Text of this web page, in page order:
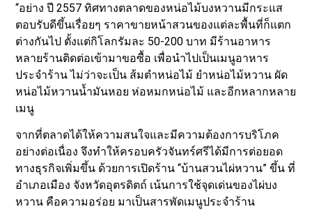
“อย่าง ปี 2557 ทิศทางตลาดของหน่อไม้บงหวานมีกระแส
ตอบรับดีขึ้นเรื่อยๆ ราคาขายหน้าสวนของแต่ละพื้นที่ก็แตก
ต่างกันไป ตั้งแต่กิโลกรัมละ 50-200 บาท มีร้านอาหาร
หลายร้านติดต่อเข้ามาขอซื้อ เพื่อนำไปเป็นเมนูอาหาร
ประจำร้าน ไม่ว่าจะเป็น ส้มตำหน่อไม้ ยำหน่อไม้หวาน ผัด
หน่อไม้หวานน้ำมันหอย ห่อหมกหน่อไม้ และอีกหลากหลาย
เมนู
จากที่ตลาดได้ให้ความสนใจและมีความต้องการบริโภค
อย่างต่อเนื่อง จึงทำให้ครอบครัวจันทร์ศรีได้มีการต่อยอด
ทางธุรกิจเพิ่มขึ้น ด้วยการเปิดร้าน “บ้านสวนไผ่หวาน” ขึ้น ที่
อำเภอเมือง จังหวัดอุตรดิตถ์ เน้นการใช้จุดเด่นของไผ่บง
หวาน คือความอร่อย มาเป็นสารพัดเมนูประจำร้าน